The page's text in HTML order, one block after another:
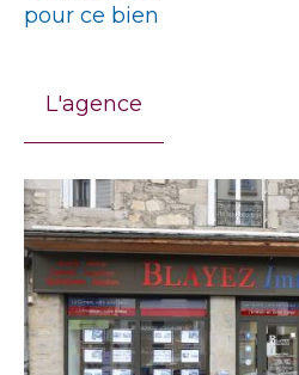
pour ce bien
L'agence